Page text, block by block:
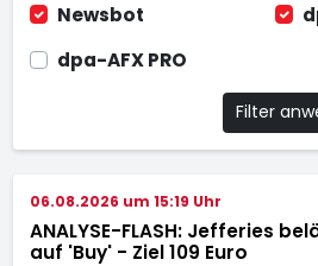
Newsbot
dpa-AFX PRO
Filter
06.08.2026 um 15:19 Uhr
ANALYSE-FLASH: Jefferies
auf 'Buy' - Ziel 109 Euro